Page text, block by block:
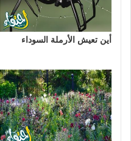
أين تعيش الأرملة السوداء